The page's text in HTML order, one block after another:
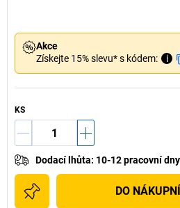
Akce
Získejte 15% slevu* s kódem:
i
KS
Dodací lhůta: 10-12 pracovní dny
DO